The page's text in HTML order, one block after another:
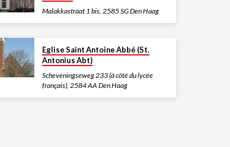
Malakkastraat 1 bis, 2585 SG Den Haag
Eglise Saint Antoine Abbé (St.
Antonius Abt)
Scheveningseweg 233 (à côté du lycée
français), 2584 AA Den Haag